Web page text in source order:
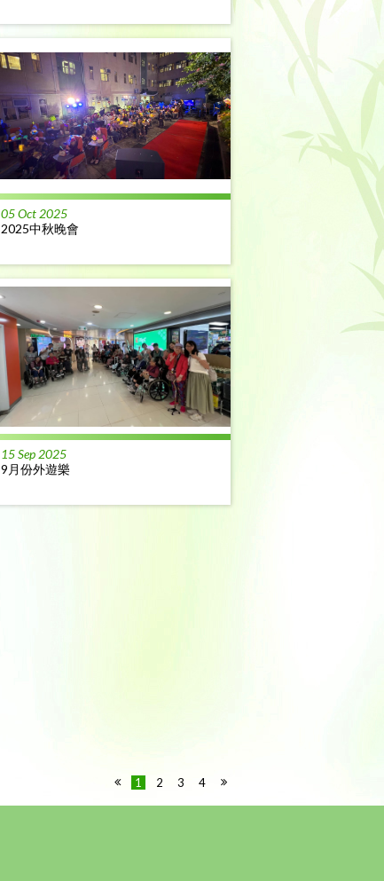
05 Oct 2025
2025中秋晚會
15 Sep 2025
9月份外遊樂
1 2 3 4